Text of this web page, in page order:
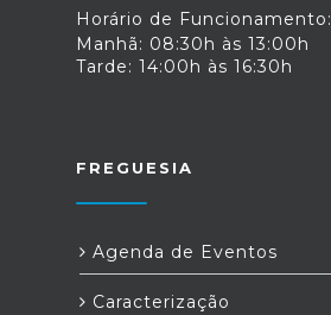
Horário de Funcionamento:
Manhã: 08:30h às 13:00h
Tarde: 14:00h às 16:30h
FREGUESIA
Agenda de Eventos
Caracterização